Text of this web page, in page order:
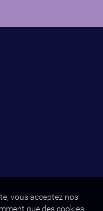
vous acceptez nos
que des cookies